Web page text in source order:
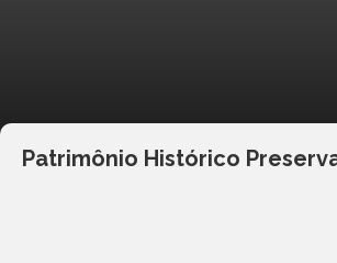
Patrimônio Histórico